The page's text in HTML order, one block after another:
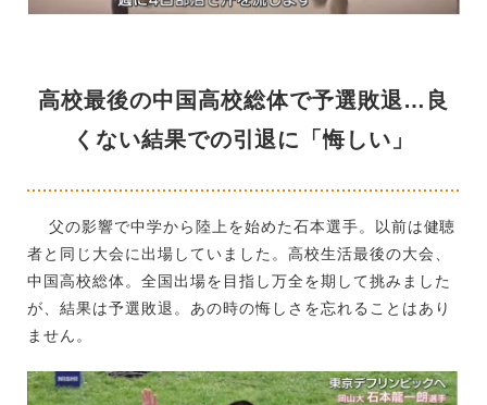
高校最後の中国高校総体で予選敗退…良
くない結果での引退に「悔しい」
父の影響で中学から陸上を始めた石本選手。以前は健聴
者と同じ大会に出場していました。高校生活最後の大会、
中国高校総体。全国出場を目指し万全を期して挑みました
が、結果は予選敗退。あの時の悔しさを忘れることはあり
ません。